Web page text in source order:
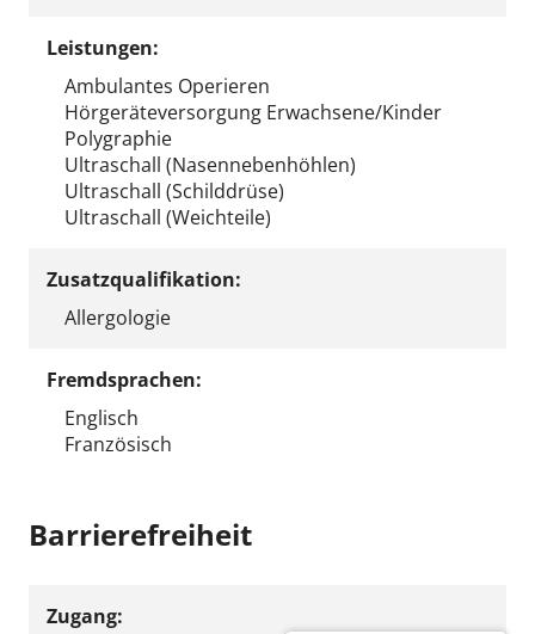
Leistungen:
Ambulantes Operieren
Hörgeräteversorgung Erwachsene/Kinder
Polygraphie
Ultraschall (Nasennebenhöhlen)
Ultraschall (Schilddrüse)
Ultraschall (Weichteile)
Zusatzqualifikation:
Allergologie
Fremdsprachen:
Englisch
Französisch
Barrierefreiheit
Zugang: